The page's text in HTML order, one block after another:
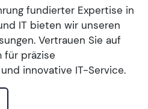
fundierter Expertise in
IT bieten wir unseren
Vertrauen Sie auf
für präzise
innovative IT-Service.